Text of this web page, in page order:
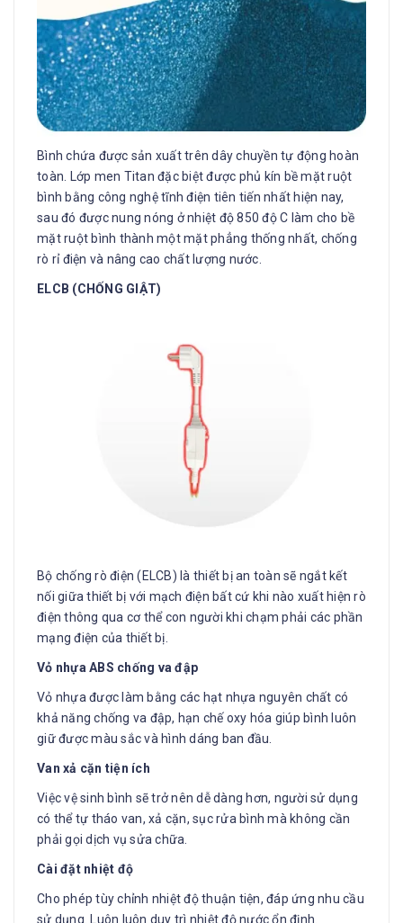
Bình chứa được sản xuất trên dây chuyền tự động hoàn
toàn. Lớp men Titan đặc biệt được phủ kín bề mặt ruột
bình bằng công nghệ tĩnh điện tiên tiến nhất hiện nay,
sau đó được nung nóng ở nhiệt độ 850 độ C làm cho bề
mặt ruột bình thành một mặt phẳng thống nhất, chống
rò rỉ điện và nâng cao chất lượng nước.
ELCB (CHỐNG GIẬT)
Bộ chống rò điện (ELCB) là thiết bị an toàn sẽ ngắt kết
nối giữa thiết bị với mạch điện bất cứ khi nào xuất hiện rò
điện thông qua cơ thể con người khi chạm phải các phần
mạng điện của thiết bị.
Vỏ nhựa ABS chống va đập
Vỏ nhựa được làm bằng các hạt nhựa nguyên chất có
khả năng chống va đập, hạn chế oxy hóa giúp bình luôn
giữ được màu sắc và hình dáng ban đầu.
Van xả cặn tiện ích
Việc vệ sinh bình sẽ trở nên dễ dàng hơn, người sử dụng
có thể tự tháo van, xả cặn, sục rửa bình mà không cần
phải gọi dịch vụ sửa chữa.
Cài đặt nhiệt độ
Cho phép tùy chỉnh nhiệt độ thuận tiện, đáp ứng nhu cầu
sử dụng. Luôn luôn duy trì nhiệt độ nước ổn định.